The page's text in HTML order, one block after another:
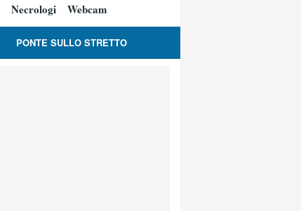
Necrologi Webcam
PONTE SULLO STRETTO